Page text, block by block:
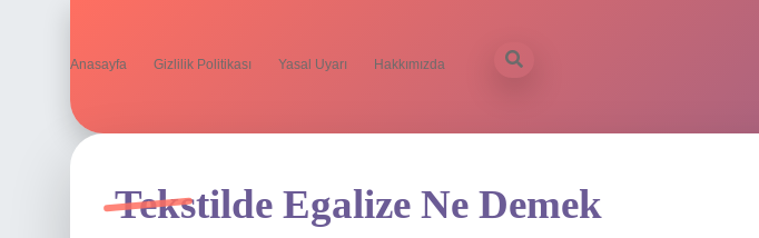
Anasayfa Gizlilik Politikası Yasal Uyarı Hakkımızda
Tekstilde Egalize Ne Demek